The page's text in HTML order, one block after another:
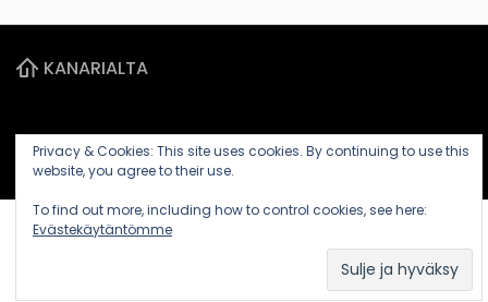
KANARIALTA
(c) 2020-2026
Privacy & Cookies: This site uses cookies. By continuing to use this
website, you agree to their use.
To find out more, including how to control cookies, see here:
Evästekäytäntömme